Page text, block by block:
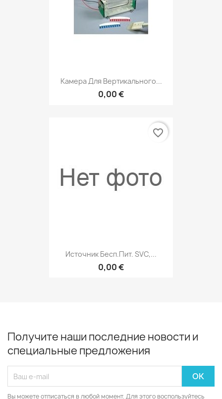
Камера Для Вертикального...
0,00 €
Источник Бесп.пит. SVC,...
0,00 €
favorite_border
Получите наши последние новости и
специальные предложения
Вы можете отписаться в любой момент. Для этого воспользуйтесь